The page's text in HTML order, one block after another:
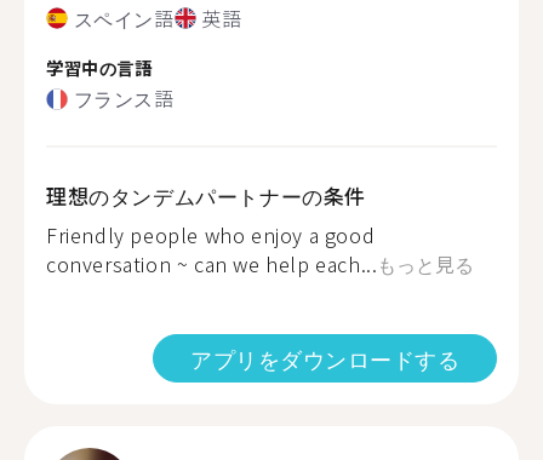
スペイン語 英語
学習中の言語
フランス語
理想のタンデムパートナーの条件
Friendly people who enjoy a good
conversation ~ can we help each...もっと見る
アプリをダウンロードする